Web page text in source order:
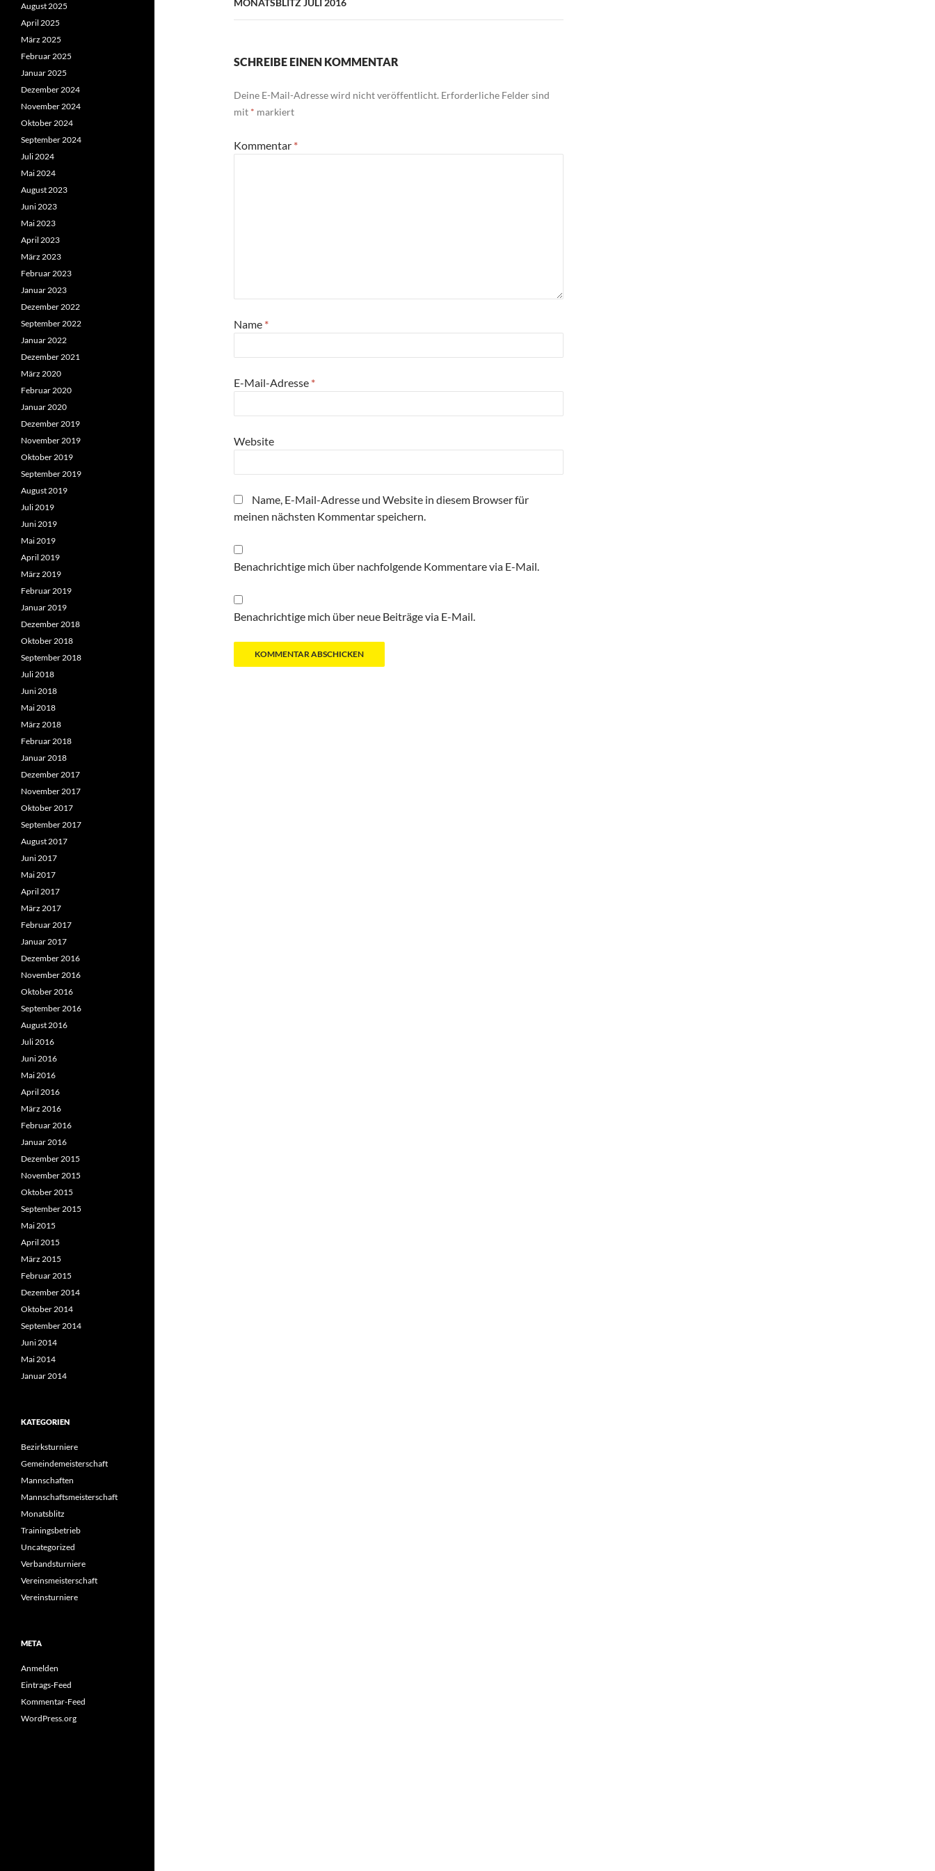
MONATSBLITZ JULI 2016
SCHREIBE EINEN KOMMENTAR
Deine E-Mail-Adresse wird nicht veröffentlicht. Erforderliche Felder sind
mit * markiert
Kommentar *
Name *
E-Mail-Adresse *
Website
Name, E-Mail-Adresse und Website in diesem Browser für
meinen nächsten Kommentar speichern.
Benachrichtige mich über nachfolgende Kommentare via E-Mail.
Benachrichtige mich über neue Beiträge via E-Mail.
August 2025
April 2025
März 2025
Februar 2025
Januar 2025
Dezember 2024
November 2024
Oktober 2024
September 2024
Juli 2024
Mai 2024
August 2023
Juni 2023
Mai 2023
April 2023
März 2023
Februar 2023
Januar 2023
Dezember 2022
September 2022
Januar 2022
Dezember 2021
März 2020
Februar 2020
Januar 2020
Dezember 2019
November 2019
Oktober 2019
September 2019
August 2019
Juli 2019
Juni 2019
Mai 2019
April 2019
März 2019
Februar 2019
Januar 2019
Dezember 2018
Oktober 2018
September 2018
Juli 2018
Juni 2018
Mai 2018
März 2018
Februar 2018
Januar 2018
Dezember 2017
November 2017
Oktober 2017
September 2017
August 2017
Juni 2017
Mai 2017
April 2017
März 2017
Februar 2017
Januar 2017
Dezember 2016
November 2016
Oktober 2016
September 2016
August 2016
Juli 2016
Juni 2016
Mai 2016
April 2016
März 2016
Februar 2016
Januar 2016
Dezember 2015
November 2015
Oktober 2015
September 2015
Mai 2015
April 2015
März 2015
Februar 2015
Dezember 2014
Oktober 2014
September 2014
Juni 2014
Mai 2014
Januar 2014
KATEGORIEN
Bezirksturniere
Gemeindemeisterschaft
Mannschaften
Mannschaftsmeisterschaft
Monatsblitz
Trainingsbetrieb
Uncategorized
Verbandsturniere
Vereinsmeisterschaft
Vereinsturniere
META
Anmelden
Eintrags-Feed
Kommentar-Feed
WordPress.org